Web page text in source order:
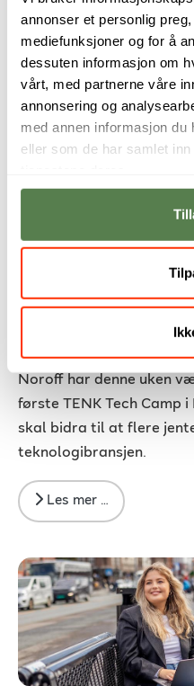
annonser et personlig
mediefunksjoner og for å
dessuten informasjon om
vårt, med partnerne våre
annonsering og
med annen informasjon du
eller som de har samlet
Denne campen
til å velge
Detaljer
Skrevet avElisabeth
Publisert 08. august
Noroff har denne uken
første TENK Tech Camp
skal bidra til at flere
teknologibransjen.
Les mer …